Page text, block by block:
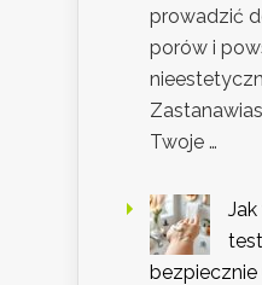
prowadzić
porów i
Twoje …
bezpiecznie